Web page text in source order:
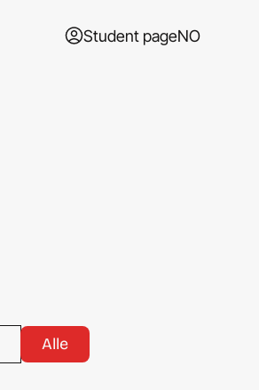
Student pageNO
Alle